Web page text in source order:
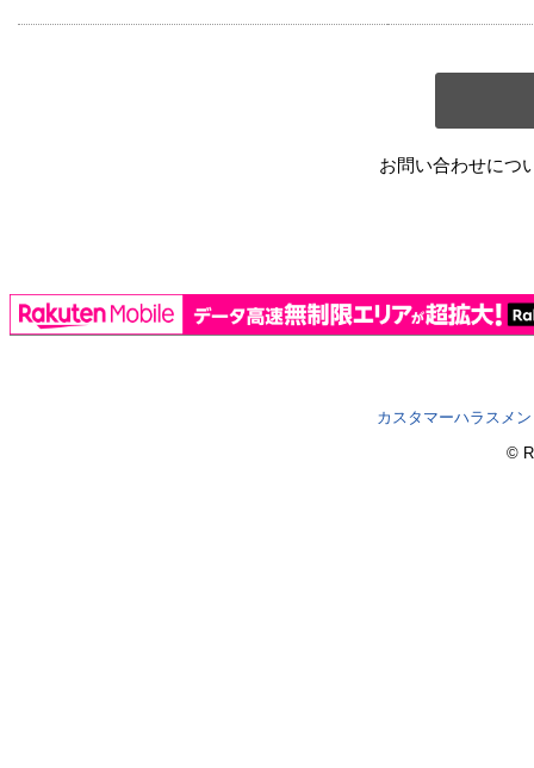
お問い合わせにつ
カスタマーハラスメ
©